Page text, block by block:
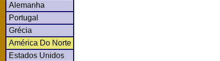
Alemanha
Portugal
Grécia
América Do Norte
Estados Unidos